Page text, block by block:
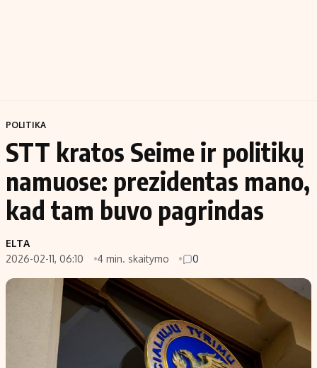
POLITIKA
STT kratos Seime ir politikų
namuose: prezidentas mano,
kad tam buvo pagrindas
ELTA
2026-02-11, 06:10
4 min. skaitymo 0